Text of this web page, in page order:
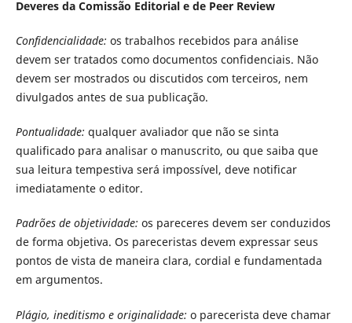
Deveres da Comissão Editorial e de Peer Review
Confidencialidade: os trabalhos recebidos para análise
devem ser tratados como documentos confidenciais. Não
devem ser mostrados ou discutidos com terceiros, nem
divulgados antes de sua publicação.
Pontualidade: qualquer avaliador que não se sinta
qualificado para analisar o manuscrito, ou que saiba que
sua leitura tempestiva será impossível, deve notificar
imediatamente o editor.
Padrões de objetividade: os pareceres devem ser conduzidos
de forma objetiva. Os pareceristas devem expressar seus
pontos de vista de maneira clara, cordial e fundamentada
em argumentos.
Plágio, ineditismo e originalidade: o parecerista deve chamar